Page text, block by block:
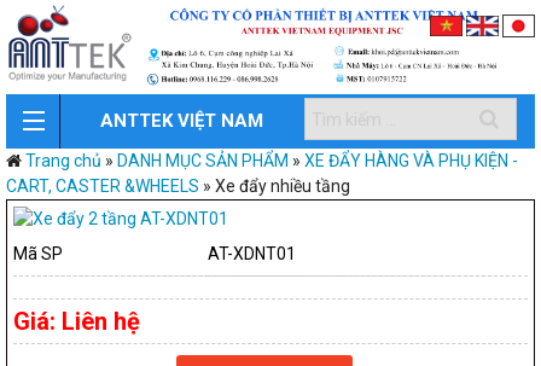
ANTTEK VIỆT NAM
Trang chủ » DANH MỤC SẢN PHẨM » XE ĐẨY HÀNG VÀ PHỤ KIỆN -
CART, CASTER &WHEELS » Xe đẩy nhiều tầng
Mã SP AT-XDNT01
Giá: Liên hệ